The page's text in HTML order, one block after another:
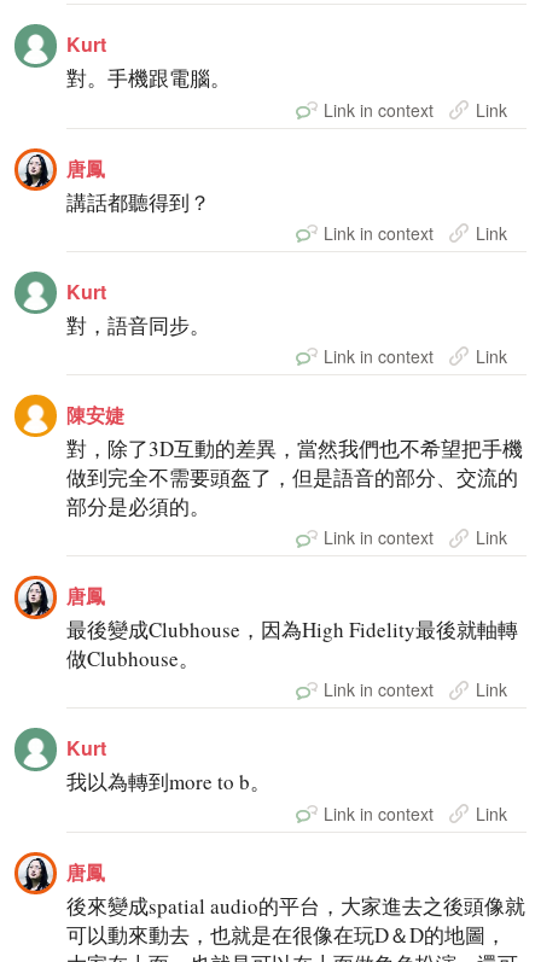
Kurt
對。手機跟電腦。
Link in context Link
唐鳳
講話都聽得到？
Link in context Link
Kurt
對，語音同步。
Link in context Link
陳安婕
對，除了3D互動的差異，當然我們也不希望把手機
做到完全不需要頭盔了，但是語音的部分、交流的
部分是必須的。
Link in context Link
唐鳳
最後變成Clubhouse，因為High Fidelity最後就軸轉
做Clubhouse。
Link in context Link
Kurt
我以為轉到more to b。
Link in context Link
唐鳳
後來變成spatial audio的平台，大家進去之後頭像就
可以動來動去，也就是在很像在玩D＆D的地圖，